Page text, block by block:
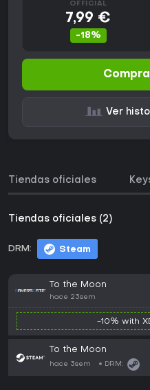
OFFICIAL
7,99 €
-18%
Ver
Tiendas oficiales
Tiendas oficiales (2)
DRM: Steam
To the Moon
hace 23sem
-10% with
To the Moon
hace 3sem DRM: